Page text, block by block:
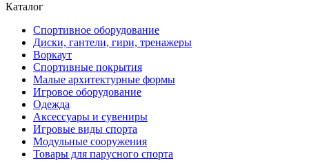
Каталог
Спортивное оборудование
Диски, гантели, гири, тренажеры
Воркаут
Спортивные покрытия
Малые архитектурные формы
Игровое оборудование
Одежда
Аксессуары и сувениры
Игровые виды спорта
Модульные сооружения
Товары для парусного спорта